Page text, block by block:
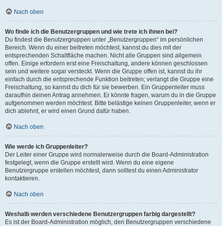
Nach oben
Wo finde ich die Benutzergruppen und wie trete ich ihnen bei?
Du findest die Benutzergruppen unter „Benutzergruppen“ im persönlichen
Bereich. Wenn du einer beitreten möchtest, kannst du dies mit der
entsprechenden Schaltfläche machen. Nicht alle Gruppen sind allgemein
offen. Einige erfordern erst eine Freischaltung, andere können geschlossen
sein und weitere sogar versteckt. Wenn die Gruppe offen ist, kannst du ihr
einfach durch die entsprechende Funktion beitreten; verlangt die Gruppe eine
Freischaltung, so kannst du dich für sie bewerben. Ein Gruppenleiter muss
daraufhin deinen Antrag annehmen. Er könnte fragen, warum du in die Gruppe
aufgenommen werden möchtest. Bitte belästige keinen Gruppenleiter, wenn er
dich ablehnt, er wird einen Grund dafür haben.
Nach oben
Wie werde ich Gruppenleiter?
Der Leiter einer Gruppe wird normalerweise durch die Board-Administration
festgelegt, wenn die Gruppe erstellt wird. Wenn du eine eigene
Benutzergruppe erstellen möchtest, dann solltest du einen Administrator
kontaktieren.
Nach oben
Weshalb werden verschiedene Benutzergruppen farbig dargestellt?
Es ist der Board-Administration möglich, den Benutzergruppen verschiedene